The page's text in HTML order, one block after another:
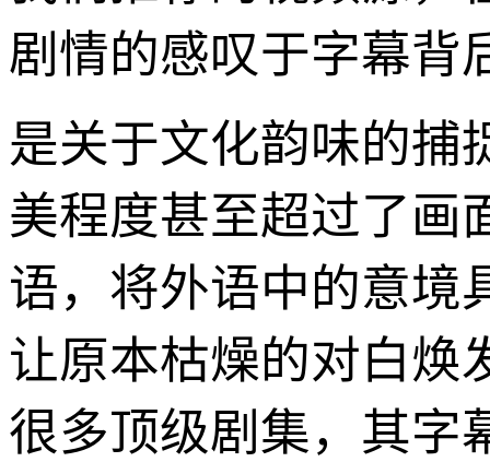
剧情的感叹于字幕背
是关于文化韵味的捕
美程度甚至超过了画
语，将外语中的意境
让原本枯燥的对白焕
很多顶级剧集，其字